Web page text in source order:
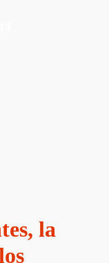
la